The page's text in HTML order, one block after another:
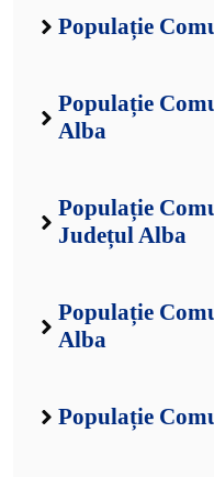
Populație
Populație
Alba
Populație
Județul Alba
Populație
Alba
Populație